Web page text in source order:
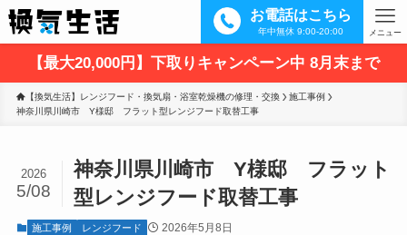
お電話はこちら
年中無休 9:00-20:00 メニュー
【最大20,000円】下取りキャンペーン中 8月末まで
【換気生活】レンジフード・換気扇・浴室乾燥機の修理・交換
施工事例
神奈川県川崎市　Y様邸　フラット型レンジフード取替工事
神奈川県川崎市 Y様邸 フラット
型レンジフード取替工事
2026
5/08
施工事例 レンジフード 2026年5月8日